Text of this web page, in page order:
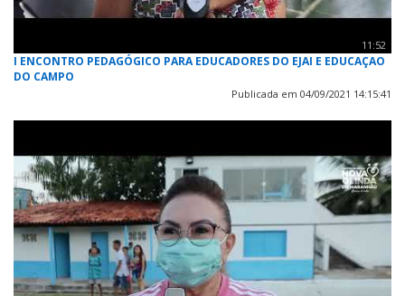
11:52
I ENCONTRO PEDAGÓGICO PARA EDUCADORES DO EJAI E EDUCAÇAO
DO CAMPO
Publicada em 04/09/2021 14:15:41